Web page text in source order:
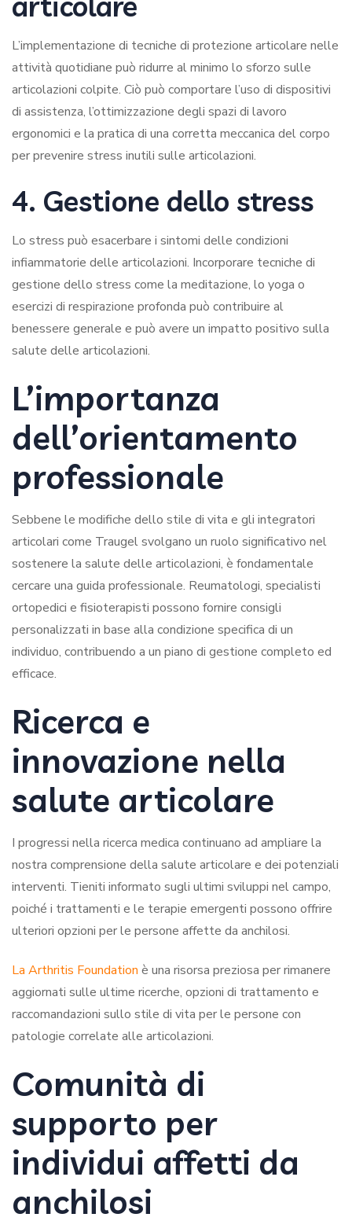
L’implementazione di tecniche di protezione articolare nelle
attività quotidiane può ridurre al minimo lo sforzo sulle
articolazioni colpite. Ciò può comportare l’uso di dispositivi
di assistenza, l’ottimizzazione degli spazi di lavoro
ergonomici e la pratica di una corretta meccanica del corpo
per prevenire stress inutili sulle articolazioni.
4. Gestione dello stress
Lo stress può esacerbare i sintomi delle condizioni
infiammatorie delle articolazioni. Incorporare tecniche di
gestione dello stress come la meditazione, lo yoga o
esercizi di respirazione profonda può contribuire al
benessere generale e può avere un impatto positivo sulla
salute delle articolazioni.
L’importanza
dell’orientamento
professionale
Sebbene le modifiche dello stile di vita e gli integratori
articolari come Traugel svolgano un ruolo significativo nel
sostenere la salute delle articolazioni, è fondamentale
cercare una guida professionale. Reumatologi, specialisti
ortopedici e fisioterapisti possono fornire consigli
personalizzati in base alla condizione specifica di un
individuo, contribuendo a un piano di gestione completo ed
efficace.
Ricerca e
innovazione nella
salute articolare
I progressi nella ricerca medica continuano ad ampliare la
nostra comprensione della salute articolare e dei potenziali
interventi. Tieniti informato sugli ultimi sviluppi nel campo,
poiché i trattamenti e le terapie emergenti possono offrire
ulteriori opzioni per le persone affette da anchilosi.
La Arthritis Foundation è una risorsa preziosa per rimanere
aggiornati sulle ultime ricerche, opzioni di trattamento e
raccomandazioni sullo stile di vita per le persone con
patologie correlate alle articolazioni.
Comunità di
supporto per
individui affetti da
anchilosi